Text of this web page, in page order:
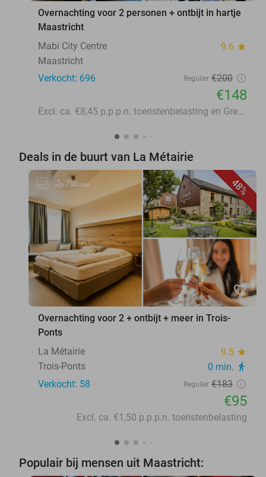
Overnachting voor 2 personen + ontbijt in hartje
Maastricht
Mabi City Centre
9.6 star
Maastricht
Verkocht: 696
Regulier €200
€148
Excl. ca. €8,45 p.p.p.n. toeristenbelasting en Green Fee
Deals in de buurt van La Métairie
48%
favorite_border
Overnachting voor 2 + ontbijt + meer in Trois-
Ponts
La Métairie
9.5 star
Trois-Ponts 0 min. directions_walk
Verkocht: 58 Regulier €183
€95
Excl. ca. €1,50 p.p.p.n. toeristenbelasting
Populair bij mensen uit Maastricht: